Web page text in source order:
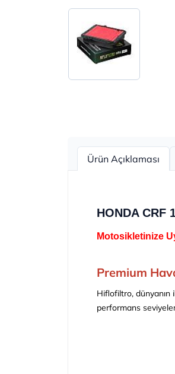
Ürün Açıklaması
HONDA CRF
Motosikletinize
Premium
Hiflofiltro, dünyanın
performans